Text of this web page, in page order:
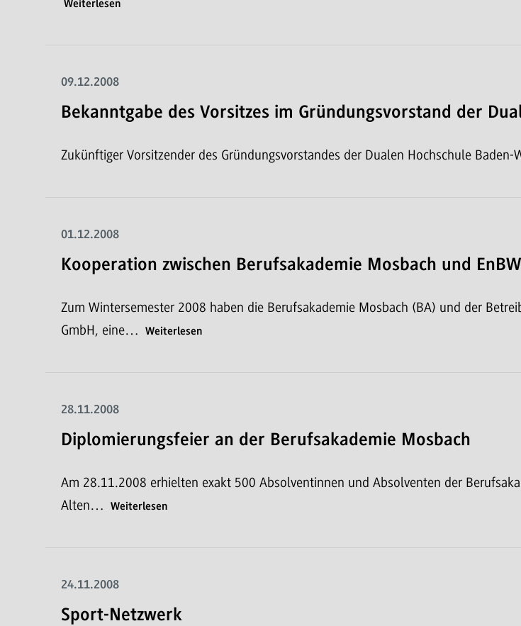
Weiterlesen
09.12.2008
Bekanntgabe des Vorsitzes im Gründungsvorstand der
Zukünftiger Vorsitzender des Gründungsvorstandes der Dualen Hochschule
01.12.2008
Kooperation zwischen Berufsakademie Mosbach und
Zum Wintersemester 2008 haben die Berufsakademie Mosbach (BA) und der
GmbH, eine…
Weiterlesen
28.11.2008
Diplomierungsfeier an der Berufsakademie Mosbach
Am 28.11.2008 erhielten exakt 500 Absolventinnen und Absolventen der
Alten…
Weiterlesen
24.11.2008
Sport-Netzwerk